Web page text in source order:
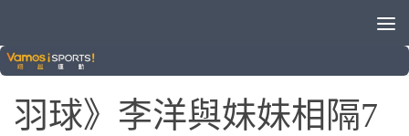
VAMOS自製節目
羽球》李洋與妹妹相隔7